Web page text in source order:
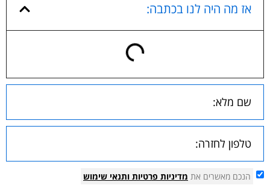
אז מה היה לנו בכתבה:
הנכם מאשרים את מדיניות פרטיות ותנאי שימוש